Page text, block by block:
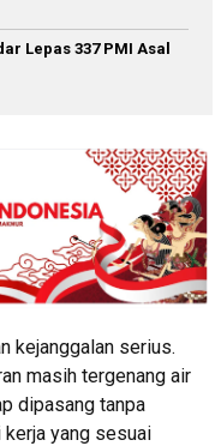
Lepas 337 PMI Asal
kejanggalan serius.
masih tergenang air
dipasang tanpa
kerja yang sesuai